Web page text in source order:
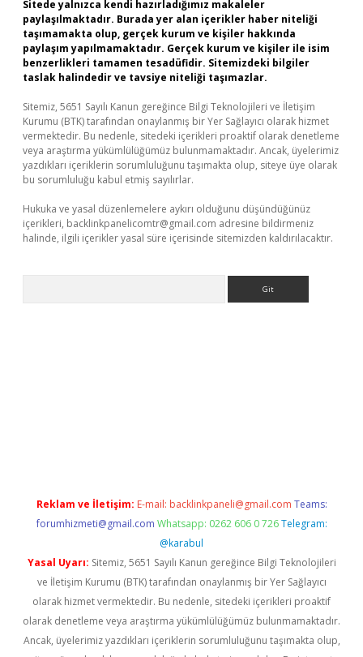
Sitede yalnızca kendi hazırladığımız makaleler
paylaşılmaktadır. Burada yer alan içerikler haber niteliği
taşımamakta olup, gerçek kurum ve kişiler hakkında
paylaşım yapılmamaktadır. Gerçek kurum ve kişiler ile isim
benzerlikleri tamamen tesadüfidir. Sitemizdeki bilgiler
taslak halindedir ve tavsiye niteliği taşımazlar.
Sitemiz, 5651 Sayılı Kanun gereğince Bilgi Teknolojileri ve İletişim
Kurumu (BTK) tarafından onaylanmış bir Yer Sağlayıcı olarak hizmet
vermektedir. Bu nedenle, sitedeki içerikleri proaktif olarak denetleme
veya araştırma yükümlülüğümüz bulunmamaktadır. Ancak, üyelerimiz
yazdıkları içeriklerin sorumluluğunu taşımakta olup, siteye üye olarak
bu sorumluluğu kabul etmiş sayılırlar.
Hukuka ve yasal düzenlemelere aykırı olduğunu düşündüğünüz
içerikleri, backlinkpanelicomtr@gmail.com adresine bildirmeniz
halinde, ilgili içerikler yasal süre içerisinde sitemizden kaldırılacaktır.
Reklam ve İletişim: E-mail: backlinkpaneli@gmail.com Teams:
forumhizmeti@gmail.com Whatsapp: 0262 606 0 726 Telegram:
@karabul
Yasal Uyarı: Sitemiz, 5651 Sayılı Kanun gereğince Bilgi Teknolojileri
ve İletişim Kurumu (BTK) tarafından onaylanmış bir Yer Sağlayıcı
olarak hizmet vermektedir. Bu nedenle, sitedeki içerikleri proaktif
olarak denetleme veya araştırma yükümlülüğümüz bulunmamaktadır.
Ancak, üyelerimiz yazdıkları içeriklerin sorumluluğunu taşımakta olup,